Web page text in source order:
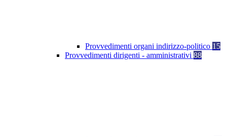
Provvedimenti organi indirizzo-politico 15
Provvedimenti dirigenti - amministrativi 88